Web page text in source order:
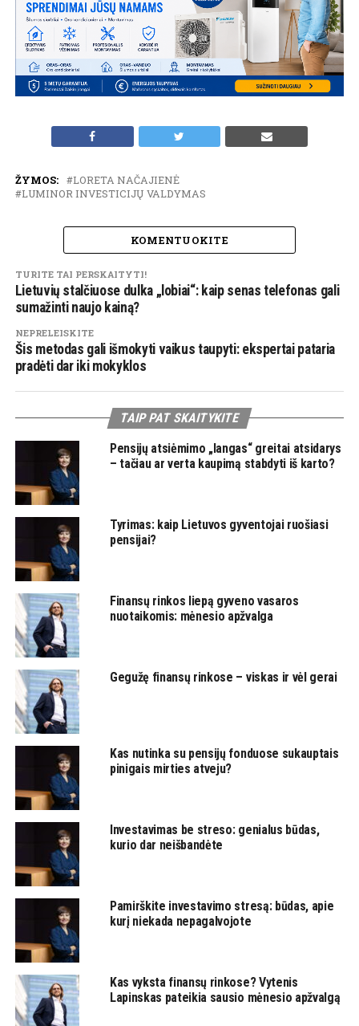
ŽYMOS:
LORETA NAČAJIENĖ
LUMINOR INVESTICIJŲ VALDYMAS
KOMENTUOKITE
TURITE TAI PERSKAITYTI!
Lietuvių stalčiuose dulka „lobiai“: kaip senas telefonas gali
sumažinti naujo kainą?
NEPRELEISKITE
Šis metodas gali išmokyti vaikus taupyti: ekspertai pataria
pradėti dar iki mokyklos
TAIP PAT SKAITYKITE
Pensijų atsiėmimo „langas“ greitai atsidarys
– tačiau ar verta kaupimą stabdyti iš karto?
Tyrimas: kaip Lietuvos gyventojai ruošiasi
pensijai?
Finansų rinkos liepą gyveno vasaros
nuotaikomis: mėnesio apžvalga
Gegužę finansų rinkose – viskas ir vėl gerai
Kas nutinka su pensijų fonduose sukauptais
pinigais mirties atveju?
Investavimas be streso: genialus būdas,
kurio dar neišbandėte
Pamirškite investavimo stresą: būdas, apie
kurį niekada nepagalvojote
Kas vyksta finansų rinkose? Vytenis
Lapinskas pateikia sausio mėnesio apžvalgą